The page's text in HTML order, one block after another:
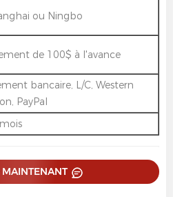
ou Ningbo
de 100$ à l'avance
bancaire, L/C, Western
PayPal
MAINTENANT